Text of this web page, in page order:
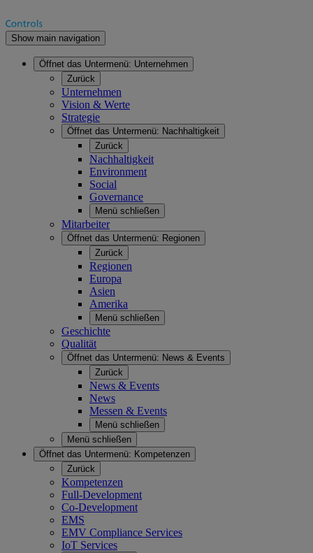
Show main navigation
Öffnet das Untermenü: Unternehmen
Zurück
Unternehmen
Vision & Werte
Strategie
Öffnet das Untermenü: Nachhaltigkeit
Zurück
Nachhaltigkeit
Environment
Social
Governance
Menü schließen
Mitarbeiter
Öffnet das Untermenü: Regionen
Zurück
Regionen
Europa
Asien
Amerika
Menü schließen
Geschichte
Qualität
Öffnet das Untermenü: News & Events
Zurück
News & Events
News
Messen & Events
Menü schließen
Menü schließen
Öffnet das Untermenü: Kompetenzen
Zurück
Kompetenzen
Full-Development
Co-Development
EMS
EMV Compliance Services
IoT Services